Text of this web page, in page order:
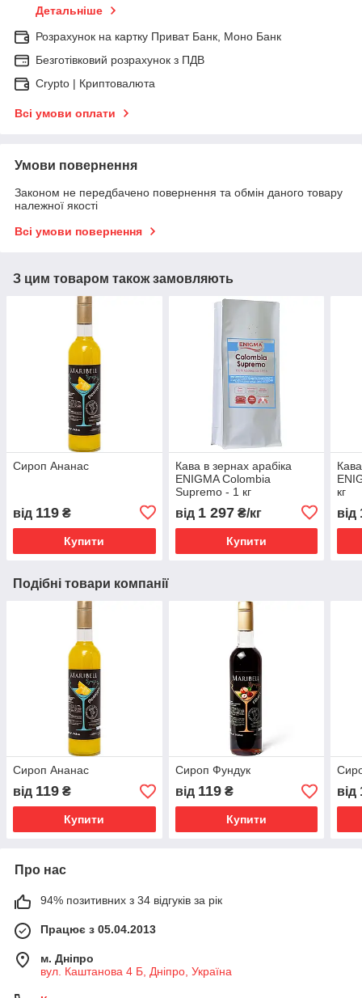
Детальніше
Розрахунок на картку Приват Банк, Моно Банк
Безготівковий розрахунок з ПДВ
Crypto | Криптовалюта
Всі умови оплати
Умови повернення
Законом не передбачено повернення та обмін даного товару
належної якості
Всі умови повернення
З цим товаром також замовляють
Сироп Ананас
від 119 ₴
Купити
Кава в зернах арабіка
ENIGMA Colombia
Supremo - 1 кг
від 1 297₴/кг
Купити
кг
від
Подібні товари компанії
Сироп Ананас
від 119 ₴
Купити
Сироп Фундук
від 119₴
Купити
від
Про нас
94% позитивних з 34 відгуків за рік
Працює з 05.04.2013
м. Дніпро
вул. Каштанова 4 Б, Дніпро, Україна